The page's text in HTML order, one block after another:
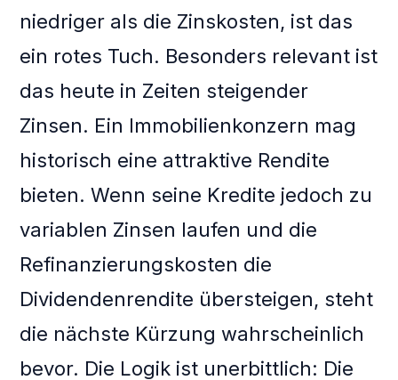
niedriger als die Zinskosten, ist das
ein rotes Tuch. Besonders relevant ist
das heute in Zeiten steigender
Zinsen. Ein Immobilienkonzern mag
historisch eine attraktive Rendite
bieten. Wenn seine Kredite jedoch zu
variablen Zinsen laufen und die
Refinanzierungskosten die
Dividendenrendite übersteigen, steht
die nächste Kürzung wahrscheinlich
bevor. Die Logik ist unerbittlich: Die